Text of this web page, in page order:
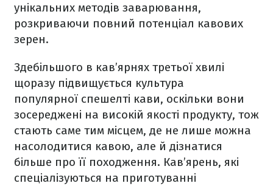
унікальних методів заварювання,
розкриваючи повний потенціал кавових
зерен.
Здебільшого в кав’ярнях третьої хвилі
щоразу підвищується культура
популярної спешелті кави, оскільки вони
зосереджені на високій якості продукту, тож
стають саме тим місцем, де не лише можна
насолодитися кавою, але й дізнатися
більше про її походження. Кав’ярень, які
спеціалізуються на приготуванні